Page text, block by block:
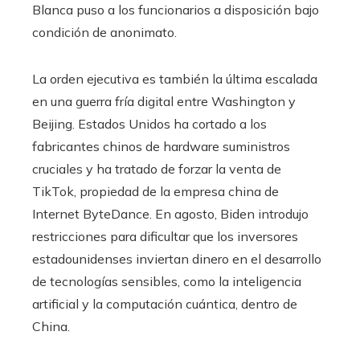
Blanca puso a los funcionarios a disposición bajo
condición de anonimato.
La orden ejecutiva es también la última escalada
en una guerra fría digital entre Washington y
Beijing. Estados Unidos ha cortado a los
fabricantes chinos de hardware suministros
cruciales y ha tratado de forzar la venta de
TikTok, propiedad de la empresa china de
Internet ByteDance. En agosto, Biden introdujo
restricciones para dificultar que los inversores
estadounidenses inviertan dinero en el desarrollo
de tecnologías sensibles, como la inteligencia
artificial y la computación cuántica, dentro de
China.